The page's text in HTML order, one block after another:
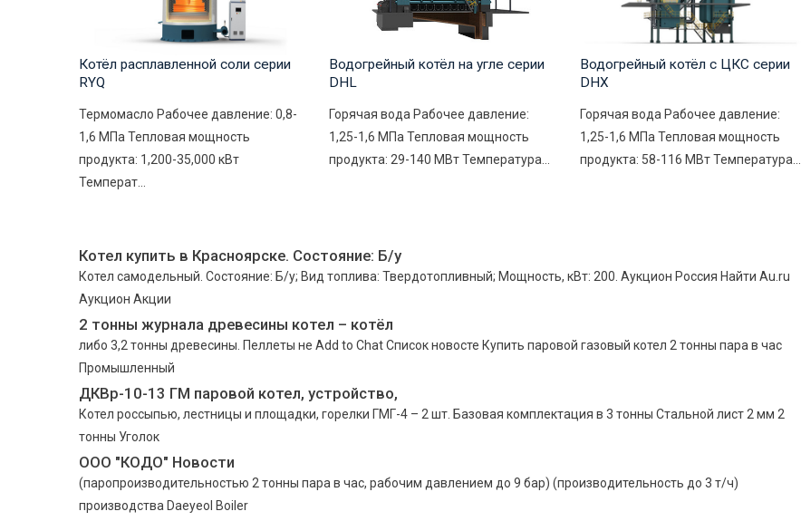
Котёл расплавленной соли серии
RYQ
Термомасло Рабочее давление: 0,8-
1,6 МПа Тепловая мощность
продукта: 1,200-35,000 кВт
Температ...
Водогрейный котёл на угле серии
DHL
Горячая вода Рабочее давление:
1,25-1,6 МПа Тепловая мощность
продукта: 29-140 МВт Температура...
Водогрейный котёл с ЦКС серии
DHX
Горячая вода Рабочее давление:
1,25-1,6 МПа Тепловая мощность
продукта: 58-116 МВт Температура...
Котел купить в Красноярске. Состояние: Б/у
Котел самодельный. Состояние: Б/у; Вид топлива: Твердотопливный; Мощность, кВт: 200. Аукцион Россия Найти Au.ru
Аукцион Акции
2 тонны журнала древесины котел – котёл
либо 3,2 тонны древесины. Пеллеты не Add to Chat Список новосте Купить паровой газовый котел 2 тонны пара в час
Промышленный
ДКВр-10-13 ГМ паровой котел, устройство,
Котел россыпью, лестницы и площадки, горелки ГМГ-4 – 2 шт. Базовая комплектация в 3 тонны Стальной лист 2 мм 2
тонны Уголок
ООО "КОДО" Новости
(паропроизводительностью 2 тонны пара в час, рабочим давлением до 9 бар) (производительность до 3 т/ч)
производства Daeyeol Boiler